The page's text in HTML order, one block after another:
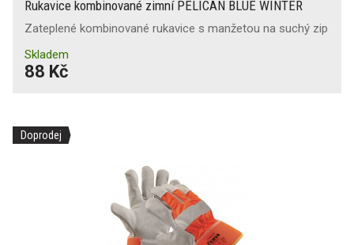
Rukavice kombinované zimní PELICAN BLUE WINTER
Zateplené kombinované rukavice s manžetou na suchý zip
Skladem
88 Kč
Doprodej